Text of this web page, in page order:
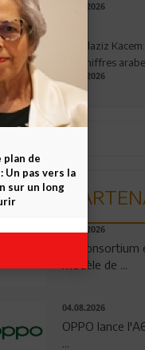
04.08.2026
Abdelaziz
aux chiffres
09.07.2026
06.08.2026
Un
modèle de ...
04.08.2026
OPPO lance
plan de
Un pas vers la
sur un long